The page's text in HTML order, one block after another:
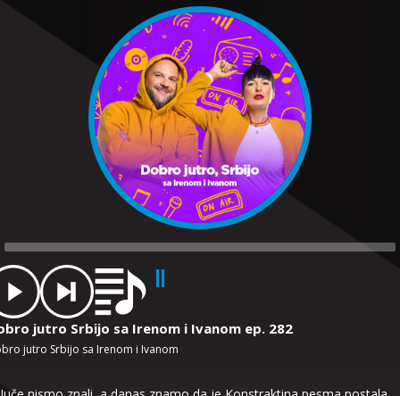
jutro Srbijo sa Irenom i Ivanom ep. 282
jutro Srbijo sa Irenom i Ivanom